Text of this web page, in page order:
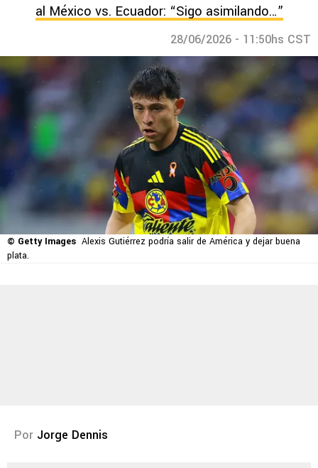
al México vs. Ecuador: “Sigo asimilando…”
28/06/2026 - 11:50hs CST
© Getty Images Alexis Gutiérrez podría salir de América y dejar buena
plata.
Por Jorge Dennis